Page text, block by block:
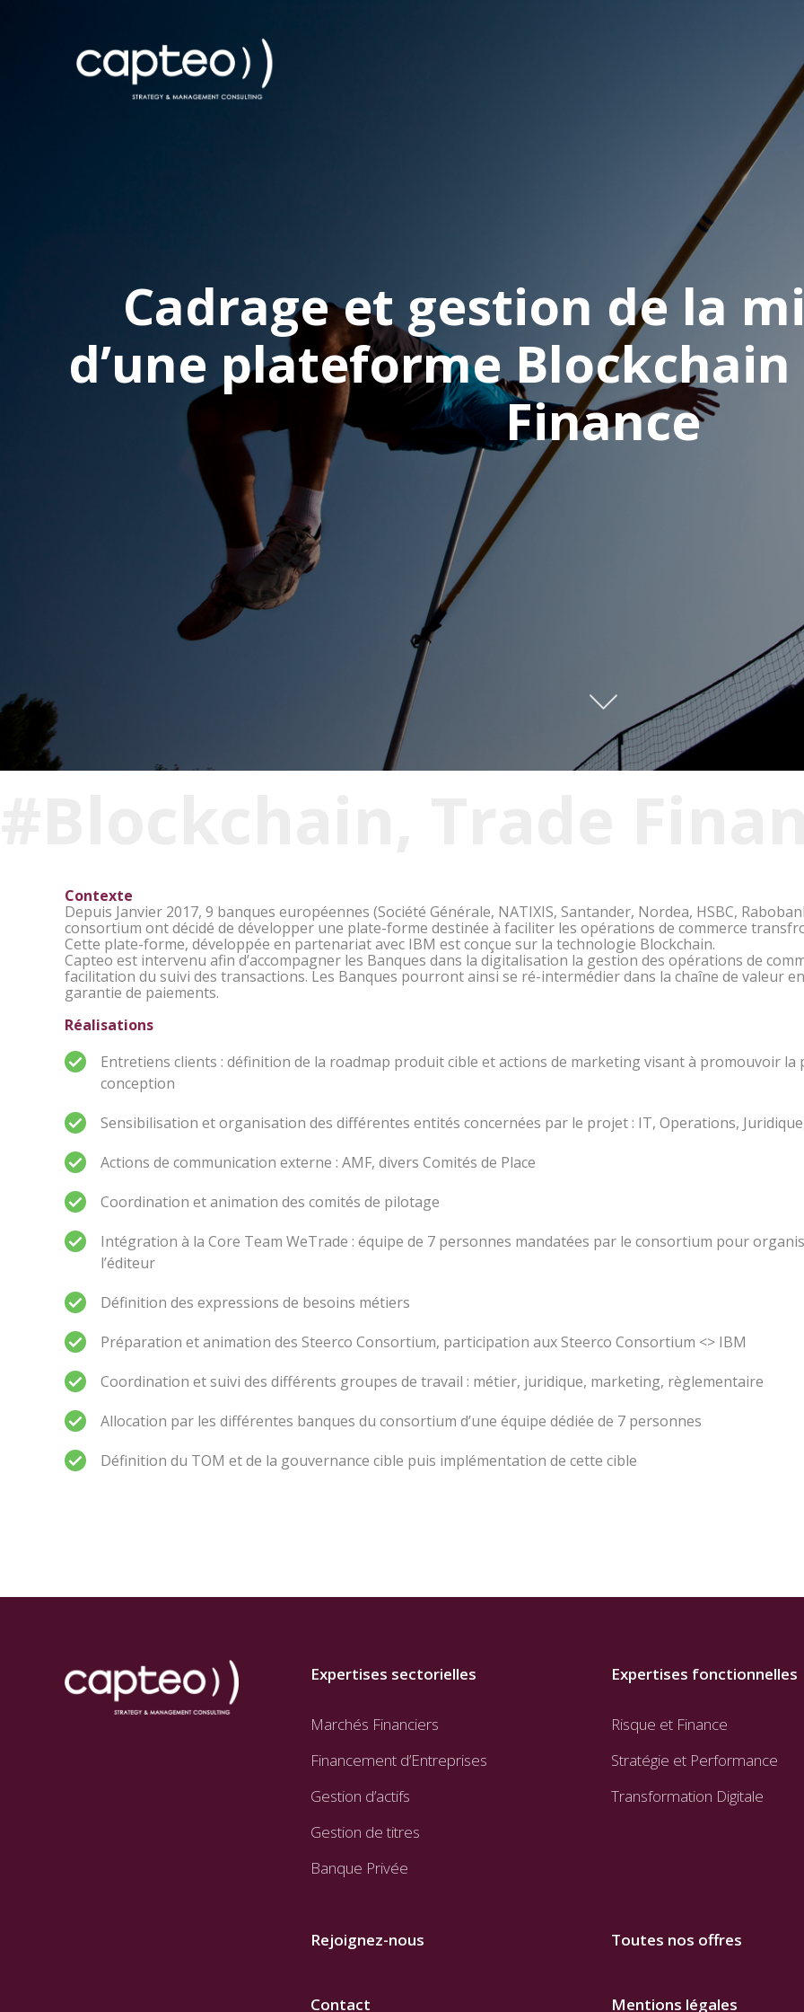
Cadrage et gestion de la
d’une plateforme
Finance
Contexte
Depuis Janvier 2017, 9 banques européennes (Société Générale, NATIXIS, Santander, Nordea, HSBC,
consortium ont décidé de développer une plate-forme destinée à faciliter les opérations de commerce
Cette plate-forme, développée en partenariat avec IBM est conçue sur la technologie Blockchain.
Capteo est intervenu afin d’accompagner les Banques dans la digitalisation la gestion des opérations de
facilitation du suivi des transactions. Les Banques pourront ainsi se ré-intermédier dans la chaîne de valeur
garantie de paiements.
Réalisations
Entretiens clients : définition de la roadmap produit cible et actions de marketing visant à promouvoir
conception
Sensibilisation et organisation des différentes entités concernées par le projet : IT, Operations,
Actions de communication externe : AMF, divers Comités de Place
Coordination et animation des comités de pilotage
Intégration à la Core Team WeTrade : équipe de 7 personnes mandatées par le consortium pour
l’éditeur
Définition des expressions de besoins métiers
Préparation et animation des Steerco Consortium, participation aux Steerco Consortium <> IBM
Coordination et suivi des différents groupes de travail : métier, juridique, marketing, règlementaire
Allocation par les différentes banques du consortium d’une équipe dédiée de 7 personnes
Définition du TOM et de la gouvernance cible puis implémentation de cette cible
Expertises sectorielles
Marchés Financiers
Financement d’Entreprises
Gestion d’actifs
Gestion de titres
Banque Privée
Expertises fonctionnelles
Risque et Finance
Stratégie et Performance
Transformation Digitale
Rejoignez-nous Toutes nos offres
Contact Mentions légales